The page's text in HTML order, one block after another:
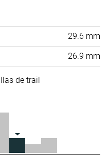
29.6 mm
26.9 mm
de trail